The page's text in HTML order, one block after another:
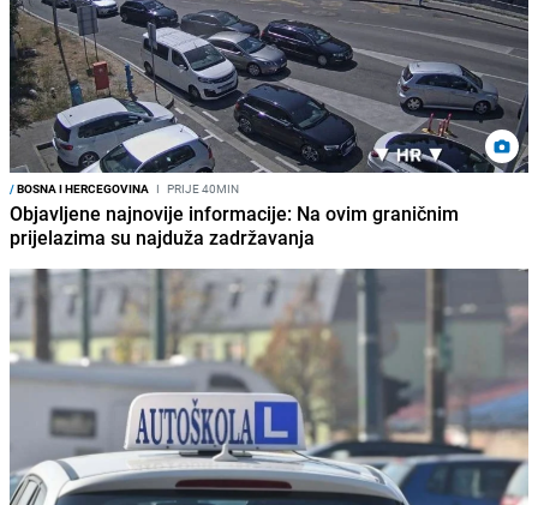
/BOSNA I HERCEGOVINA I PRIJE 40MIN
Objavljene najnovije informacije: Na ovim graničnim
prijelazima su najduža zadržavanja